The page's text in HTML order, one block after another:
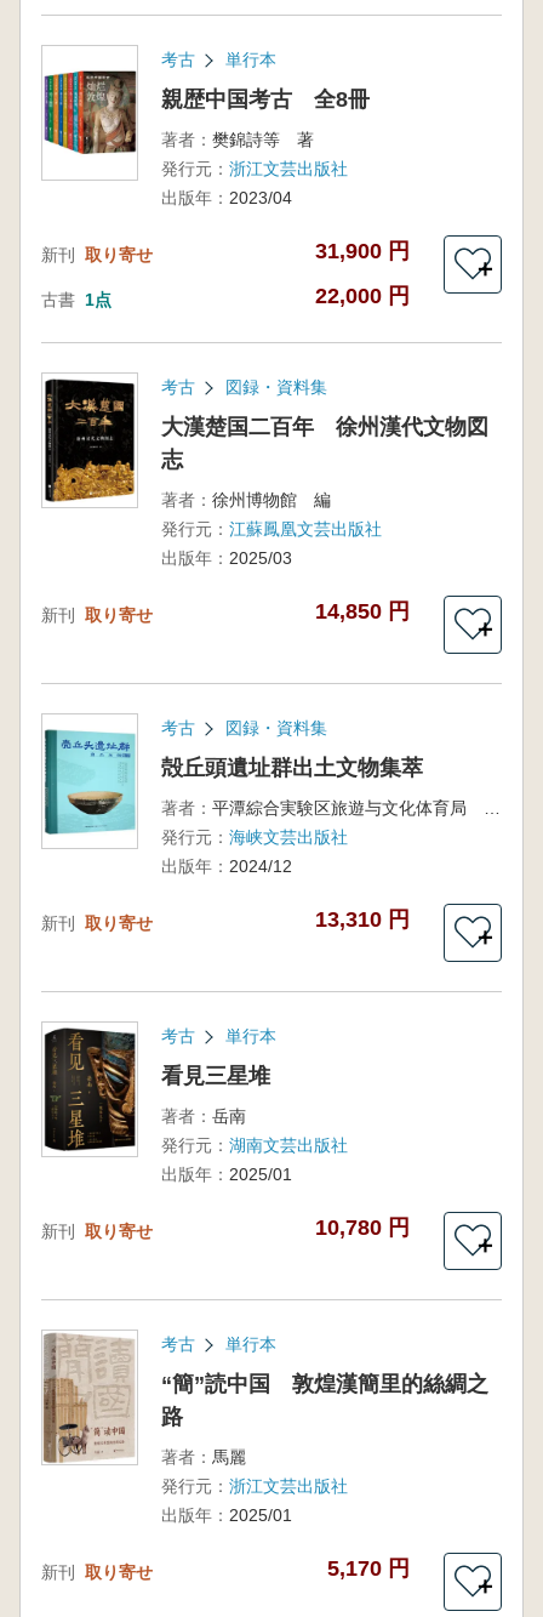
考古 単行本
親歴中国考古 全8冊
著者： 樊錦詩等 著
発行元： 浙江文芸出版社
出版年： 2023/04
新刊 取り寄せ 31,900 円
古書 1点 22,000 円
＋
考古 図録・資料集
大漢楚国二百年 徐州漢代文物図
志
著者： 徐州博物館 編
発行元： 江蘇鳳凰文芸出版社
出版年： 2025/03
新刊 取り寄せ 14,850 円
＋
考古 図録・資料集
殻丘頭遺址群出土文物集萃
著者：
発行元： 海峡文芸出版社
出版年： 2024/12
新刊 取り寄せ 13,310 円
＋
考古 単行本
看見三星堆
著者： 岳南
発行元： 湖南文芸出版社
出版年： 2025/01
新刊 取り寄せ 10,780 円
＋
考古 単行本
“簡”読中国 敦煌漢簡里的絲綢之
路
著者： 馬麗
発行元： 浙江文芸出版社
出版年： 2025/01
新刊 取り寄せ 5,170 円
＋